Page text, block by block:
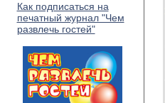
Как подписаться на
печатный журнал "Чем
развлечь гостей"